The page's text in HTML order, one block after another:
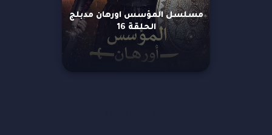
مسلسل المؤسس اورهان مدبلج
الحلقة 16